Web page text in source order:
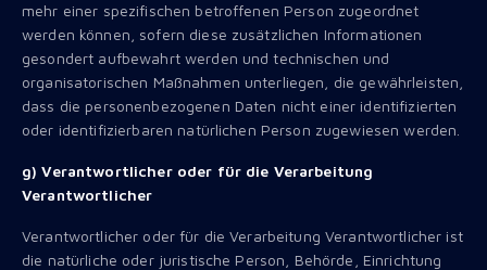
mehr einer spezifischen betroffenen Person zugeordnet
werden können, sofern diese zusätzlichen Informationen
gesondert aufbewahrt werden und technischen und
organisatorischen Maßnahmen unterliegen, die gewährleisten,
dass die personenbezogenen Daten nicht einer identifizierten
oder identifizierbaren natürlichen Person zugewiesen werden.
g) Verantwortlicher oder für die Verarbeitung
Verantwortlicher
Verantwortlicher oder für die Verarbeitung Verantwortlicher ist
die natürliche oder juristische Person, Behörde, Einrichtung